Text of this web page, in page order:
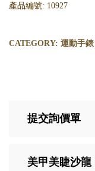
產品編號: 10927
CATEGORY: 運動手錶
提交詢價單
美甲美睫沙龍